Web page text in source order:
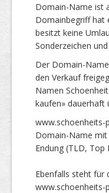
Domain-Name ist
Domainbegriff hat
besitzt keine
Sonderzeichen
Der Domain-
den Verkauf
Namen
kaufen» dauerhaft
www.schoenheits-
Domain-Name mit
Endung (TLD, Top
Ebenfalls steht für
www.schoenheits-